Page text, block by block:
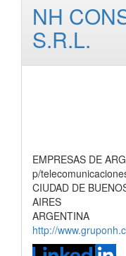
NH
S.R.L.
EMPRESAS DE
p/
CIUDAD DE
AIRES
ARGENTINA
http://